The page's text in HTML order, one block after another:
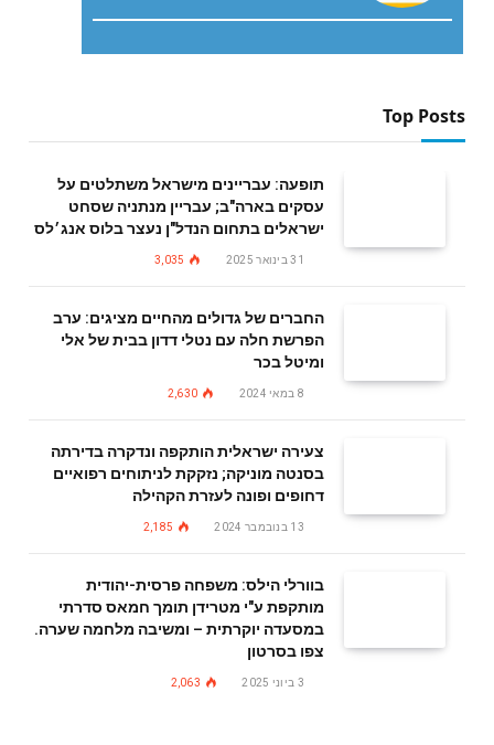
Top Posts
תופעה: עבריינים מישראל משתלטים על
עסקים בארה"ב; עבריין מנתניה שסחט
ישראלים בתחום הנדל"ן נעצר בלוס אנג׳לס
31 בינואר 2025 3,035
החברים של גדולים מהחיים מציגים: ערב
הפרשת חלה עם נטלי דדון בבית של אלי
ומיטל בכר
8 במאי 2024 2,630
צעירה ישראלית הותקפה ונדקרה בדירתה
בסנטה מוניקה; נזקקת לניתוחים רפואיים
דחופים ופונה לעזרת הקהילה
13 בנובמבר 2024 2,185
בוורלי הילס: משפחה פרסית-יהודית
מותקפת ע"י מטרידן תומך חמאס סדרתי
במסעדה יוקרתית – ומשיבה מלחמה שערה.
צפו בסרטון
3 ביוני 2025 2,063